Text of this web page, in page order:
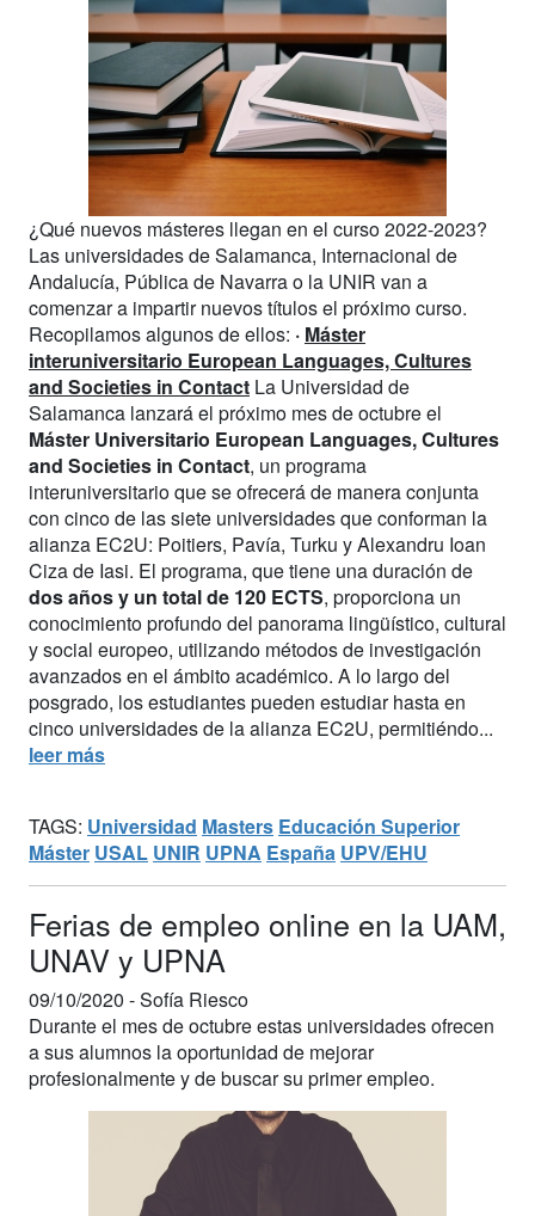
¿Qué nuevos másteres llegan en el curso 2022-2023?
Las universidades de Salamanca, Internacional de
Andalucía, Pública de Navarra o la UNIR van a
comenzar a impartir nuevos títulos el próximo curso.
Recopilamos algunos de ellos: · Máster
interuniversitario European Languages, Cultures
and Societies in Contact La Universidad de
Salamanca lanzará el próximo mes de octubre el
Máster Universitario European Languages, Cultures
and Societies in Contact, un programa
interuniversitario que se ofrecerá de manera conjunta
con cinco de las siete universidades que conforman la
alianza EC2U: Poitiers, Pavía, Turku y Alexandru Ioan
Ciza de Iasi. El programa, que tiene una duración de
dos años y un total de 120 ECTS, proporciona un
conocimiento profundo del panorama lingüístico, cultural
y social europeo, utilizando métodos de investigación
avanzados en el ámbito académico. A lo largo del
posgrado, los estudiantes pueden estudiar hasta en
cinco universidades de la alianza EC2U, permitiéndo...
leer más
TAGS: Universidad Masters Educación Superior
Máster USAL UNIR UPNA España UPV/EHU
Ferias de empleo online en la UAM,
UNAV y UPNA
09/10/2020 -Sofía Riesco
Durante el mes de octubre estas universidades ofrecen
a sus alumnos la oportunidad de mejorar
profesionalmente y de buscar su primer empleo.